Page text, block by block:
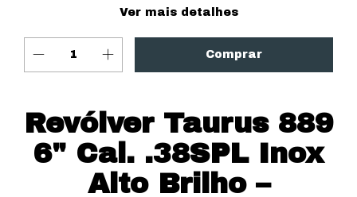
Ver mais detalhes
Revólver Taurus 889
6" Cal. .38SPL Inox
Alto Brilho –